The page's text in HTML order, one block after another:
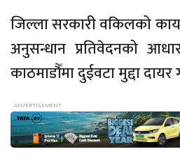
जिल्ला सरकारी वकिलको
अनुसन्धान प्रतिवेदनको
काठमाडौँमा दुईवटा मुद्दा दायर